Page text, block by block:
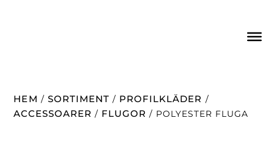
HEM / SORTIMENT / PROFILKLÄDER /
ACCESSOARER / FLUGOR / POLYESTER FLUGA